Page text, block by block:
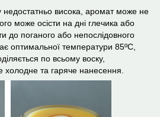
висока, аромат може не
може осісти на дні глечика або
до поганого або непослідовного
оптимальної температури 85ºС,
по всьому воску,
холодне та гаряче нанесення.